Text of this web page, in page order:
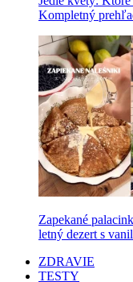
Kompletný
Zapekané
letný dezert s
ZDRAVIE
TESTY